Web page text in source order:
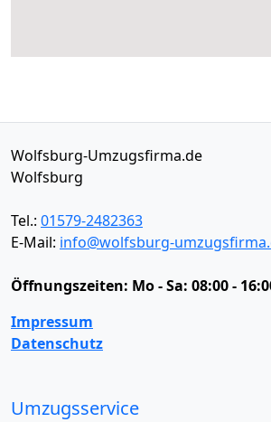
Wolfsburg-Umzugsfirma.de
Wolfsburg
Tel.: 01579-2482363
E-Mail: info@wolfsburg-
Öffnungszeiten: Mo - Sa: 08:00 -
Impressum
Datenschutz
Umzugsservice